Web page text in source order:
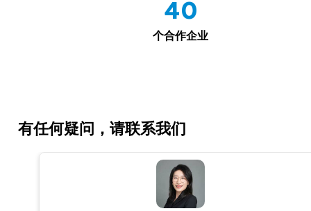
40
个合作企业
有任何疑问，请联系我们